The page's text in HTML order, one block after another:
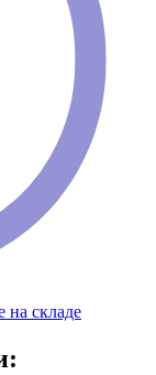
на складе